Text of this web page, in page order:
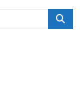
Szukaj